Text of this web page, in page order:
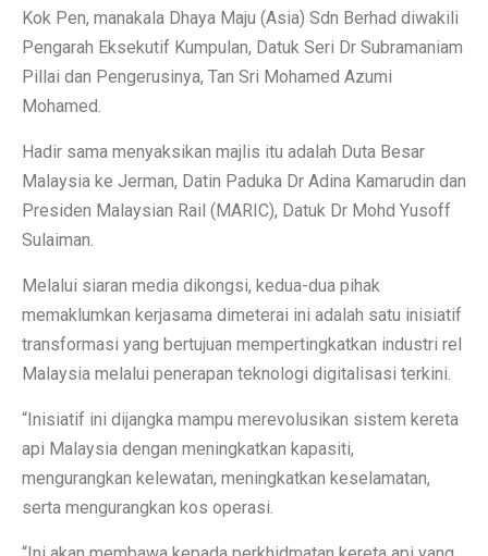
Kok Pen, manakala Dhaya Maju (Asia) Sdn Berhad diwakili
Pengarah Eksekutif Kumpulan, Datuk Seri Dr Subramaniam
Pillai dan Pengerusinya, Tan Sri Mohamed Azumi
Mohamed.
Hadir sama menyaksikan majlis itu adalah Duta Besar
Malaysia ke Jerman, Datin Paduka Dr Adina Kamarudin dan
Presiden Malaysian Rail (MARIC), Datuk Dr Mohd Yusoff
Sulaiman.
Melalui siaran media dikongsi, kedua-dua pihak
memaklumkan kerjasama dimeterai ini adalah satu inisiatif
transformasi yang bertujuan mempertingkatkan industri rel
Malaysia melalui penerapan teknologi digitalisasi terkini.
“Inisiatif ini dijangka mampu merevolusikan sistem kereta
api Malaysia dengan meningkatkan kapasiti,
mengurangkan kelewatan, meningkatkan keselamatan,
serta mengurangkan kos operasi.